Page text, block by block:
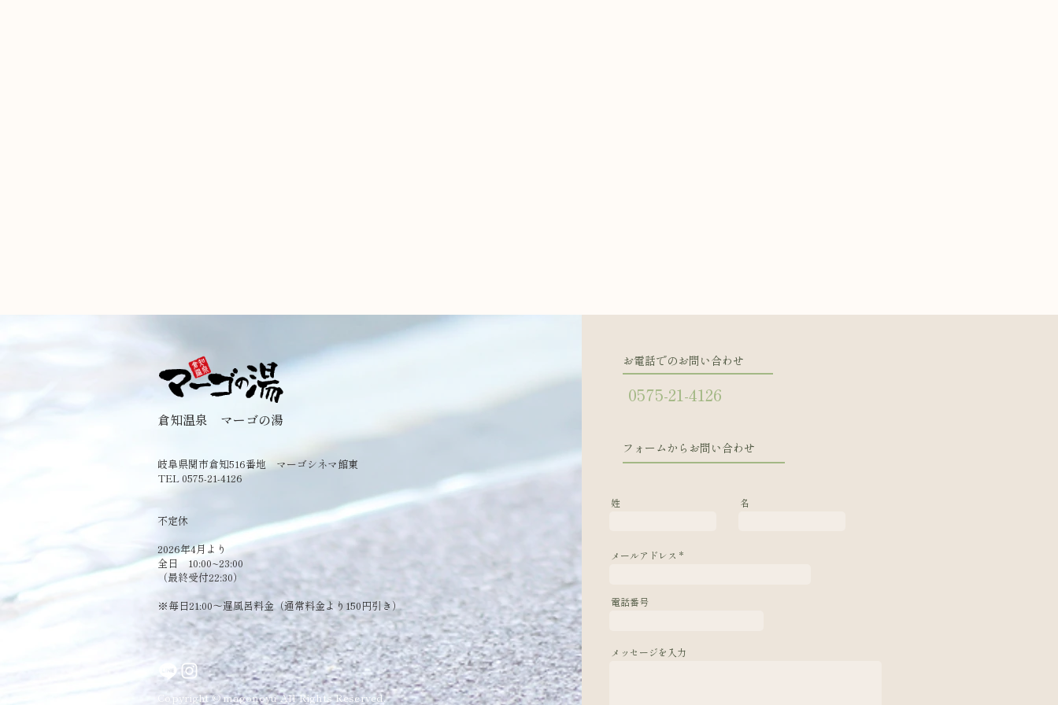
倉知温泉 マーゴの湯
岐阜県関市倉知516番地 マーゴシネマ館東
TEL 0575-21-4126
​不定休
2026年4月より
全日 10:00~23:00
（最終受付22:30）
​※毎日21:00～遅風呂料金（通常料金より150円引き）
Copyright © magonoyu All Rights Reserved.
お電話でのお問い合わせ
0575-21-4126
フォームからお問い合わせ
姓 名
メールアドレス
電話番号
メッセージを入力